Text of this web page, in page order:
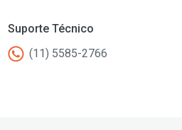
Suporte Técnico
(11) 5585-2766